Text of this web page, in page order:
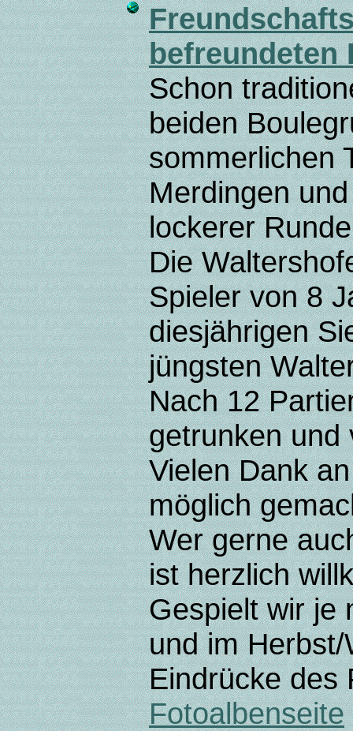
befreundeten
Schon
beiden
sommerlichen
Merdingen
lockerer
Die
Spieler von 8
diesjährigen
jüngsten
Nach 12
getrunken und
Vielen Dank
möglich
Wer gerne
ist herzlich
Gespielt wir je
und im
Eindrücke des
Fotoalbenseite